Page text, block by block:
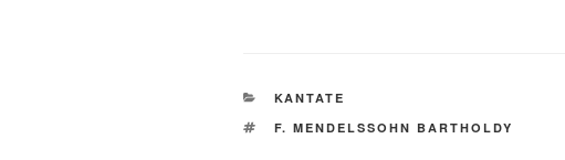
KATEGORIEN
KANTATE
SCHLAGWÖRTER
F. MENDELSSOHN BARTHOLDY